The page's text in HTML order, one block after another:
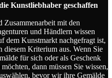
Kunstliebhaber geschaffen
mit den
und Händlern wissen
dem Kunstmarkt nachgefragt ist,
Kriterium aus. Wenn Sie
für sich oder als Geschenk
dann müssen Sie wissen,
bevor wir ihre Gemälde